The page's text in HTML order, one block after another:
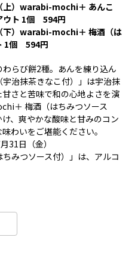
上）warabi-mochi＋ あんこ
ウト 1個 594円
下）warabi-mochi＋ 梅酒（は
1個 594円
らび餅2種。あんを練り込ん
治抹茶きなこ付）」は宇治抹
さと苦味で和の心地よさを演
＋ 梅酒（はちみつソース
、爽やかな酸味と甘みのコン
わいをご堪能ください。
31日（金）
みつソース付）」は、アルコ